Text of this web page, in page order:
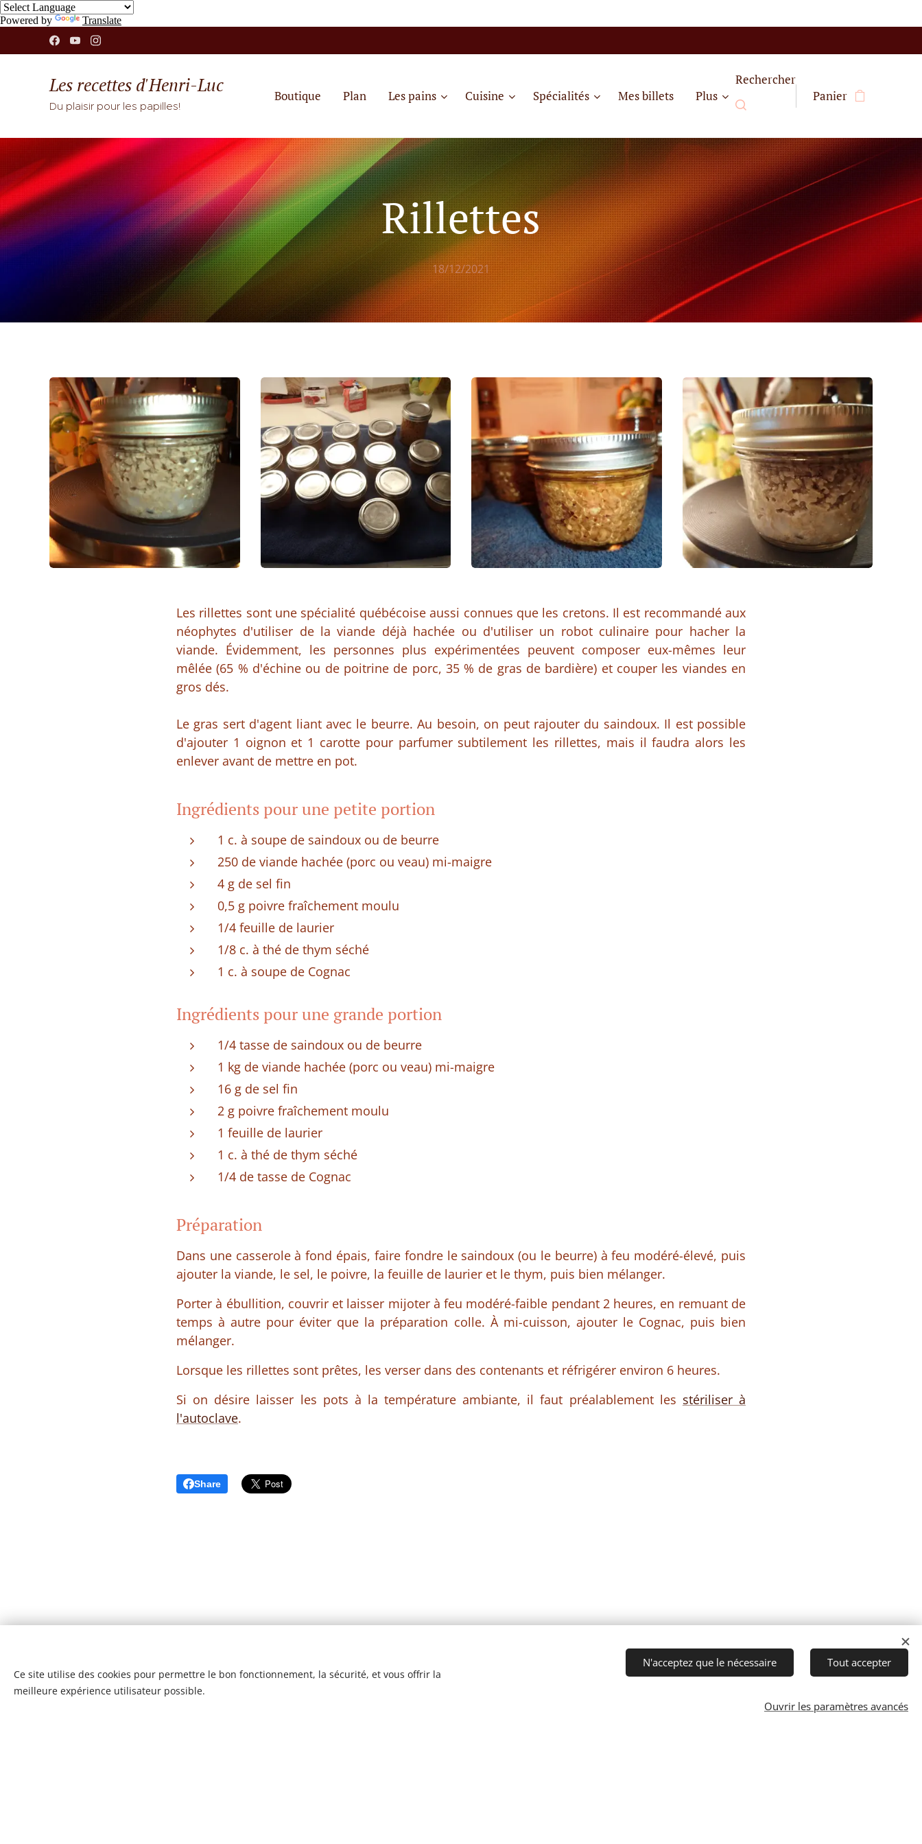
Powered by Translate
Les recettes d'Henri-Luc
Du plaisir pour les papilles!
Boutique Plan Les pains Cuisine Spécialités Mes billets Plus
Rechercher
Panier
Rillettes
18/12/2021
Les rillettes sont une spécialité québécoise aussi connues que les cretons. Il est recommandé aux
néophytes d'utiliser de la viande déjà hachée ou d'utiliser un robot culinaire pour hacher la
viande. Évidemment, les personnes plus expérimentées peuvent composer eux-mêmes leur
mêlée (65 % d'échine ou de poitrine de porc, 35 % de gras de bardière) et couper les viandes en
gros dés.
Le gras sert d'agent liant avec le beurre. Au besoin, on peut rajouter du saindoux. Il est possible
d'ajouter 1 oignon et 1 carotte pour parfumer subtilement les rillettes, mais il faudra alors les
enlever avant de mettre en pot.
Ingrédients pour une petite portion
1 c. à soupe de saindoux ou de beurre
250 de viande hachée (porc ou veau) mi-maigre
4 g de sel fin
0,5 g poivre fraîchement moulu
1/4 feuille de laurier
1/8 c. à thé de thym séché
1 c. à soupe de Cognac
Ingrédients pour une grande portion
1/4 tasse de saindoux ou de beurre
1 kg de viande hachée (porc ou veau) mi-maigre
16 g de sel fin
2 g poivre fraîchement moulu
1 feuille de laurier
1 c. à thé de thym séché
1/4 de tasse de Cognac
Préparation
Dans une casserole à fond épais, faire fondre le saindoux (ou le beurre) à feu modéré-élevé, puis
ajouter la viande, le sel, le poivre, la feuille de laurier et le thym, puis bien mélanger.
Porter à ébullition, couvrir et laisser mijoter à feu modéré-faible pendant 2 heures, en remuant de
temps à autre pour éviter que la préparation colle. À mi-cuisson, ajouter le Cognac, puis bien
mélanger.
Lorsque les rillettes sont prêtes, les verser dans des contenants et réfrigérer environ 6 heures.
Si on désire laisser les pots à la température ambiante, il faut préalablement les stériliser à
l'autoclave.
Share
Ce site utilise des cookies pour permettre le bon fonctionnement, la sécurité, et vous offrir la
meilleure expérience utilisateur possible.
N'acceptez que le nécessaire Tout accepter
Ouvrir les paramètres avancés